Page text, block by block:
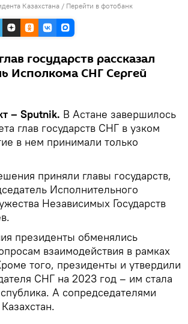
Казахстана / Перейти в фотобанк
государств рассказал
Исполкома СНГ Сергей
– Sputnik. В Астане завершилось
глав государств СНГ в узком
в нем принимали только
приняли главы государств,
Исполнительного
Независимых Государств
президенты обменялись
взаимодействия в рамках
того, президенты и утвердили
СНГ на 2023 год – им стала
А сопредседателями